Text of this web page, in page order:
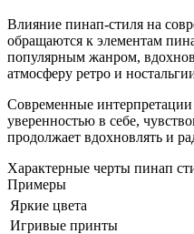
Влияние пинап-стиля на
обращаются к элементам
популярным жанром,
атмосферу ретро и
Современные
уверенностью в себе,
продолжает вдохновлять и
Характерные черты пинап
Примеры
Яркие цвета
Игривые принты